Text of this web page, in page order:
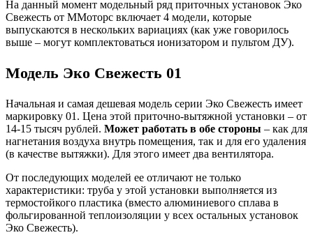
На данный момент модельный ряд приточных установок Эко
Свежесть от ММоторс включает 4 модели, которые
выпускаются в нескольких вариациях (как уже говорилось
выше – могут комплектоваться ионизатором и пультом ДУ).
Модель Эко Свежесть 01
Начальная и самая дешевая модель серии Эко Свежесть имеет
маркировку 01. Цена этой приточно-вытяжной установки – от
14-15 тысяч рублей. Может работать в обе стороны – как для
нагнетания воздуха внутрь помещения, так и для его удаления
(в качестве вытяжки). Для этого имеет два вентилятора.
От последующих моделей ее отличают не только
характеристики: труба у этой установки выполняется из
термостойкого пластика (вместо алюминиевого сплава в
фольгированной теплоизоляции у всех остальных установок
Эко Свежесть).